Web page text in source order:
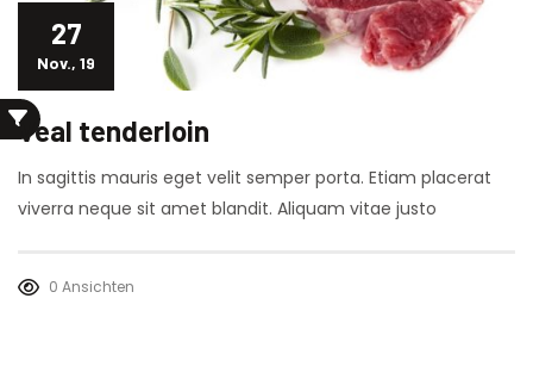
27
Nov., 19
Veal tenderloin
In sagittis mauris eget velit semper porta. Etiam placerat
viverra neque sit amet blandit. Aliquam vitae justo
0 Ansichten